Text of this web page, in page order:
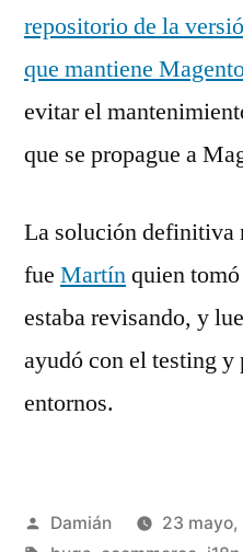
repositorio de la
que mantiene
evitar el
que se propague a
La solución definitiva
fue Martínquien
estaba revisando, y
ayudó con el testing y
entornos.
Publicado
Damián 23 mayo,